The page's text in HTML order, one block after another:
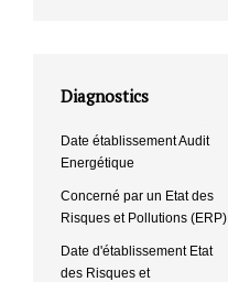
Diagnostics
Date établissement Audit
Energétique
Concerné par un Etat des
Risques et Pollutions (ERP)
Date d'établissement Etat
des Risques et